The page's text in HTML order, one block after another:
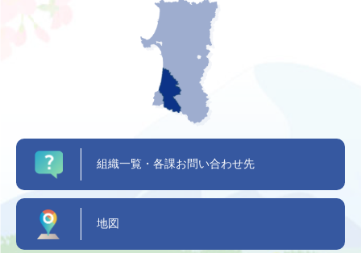
組織一覧・各課お問い合わせ先
地図